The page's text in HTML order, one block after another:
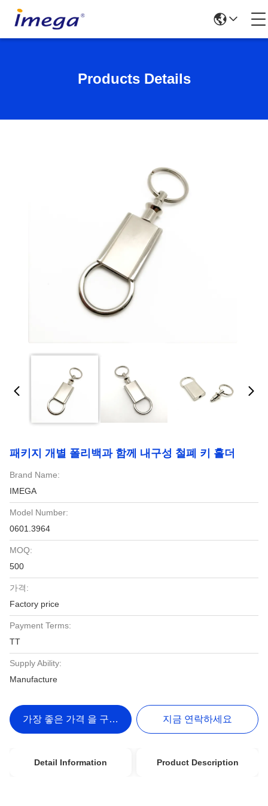
Products Details
패키지 개별 폴리백과 함께 내구성 철폐 키 홀더
Brand Name:
IMEGA
Model Number:
0601.3964
MOQ:
500
가격:
Factory price
Payment Terms:
TT
Supply Ability:
Manufacture
가장 좋은 가격 을 구하라 지금 연락하세요
Detail Information Product Description